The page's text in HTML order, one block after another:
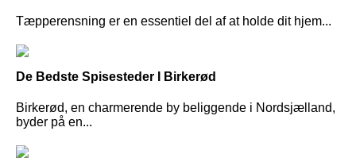
Tæpperensning er en essentiel del af at holde dit hjem...
De Bedste Spisesteder I Birkerød
Birkerød, en charmerende by beliggende i Nordsjælland,
byder på en...